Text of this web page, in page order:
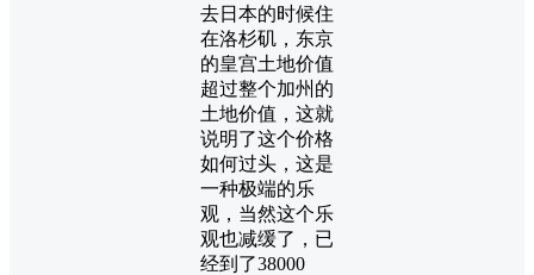
去日本的时候住
在洛杉矶，东京
的皇宫土地价值
超过整个加州的
土地价值，这就
说明了这个价格
如何过头，这是
一种极端的乐
观，当然这个乐
观也减缓了，已
经到了38000